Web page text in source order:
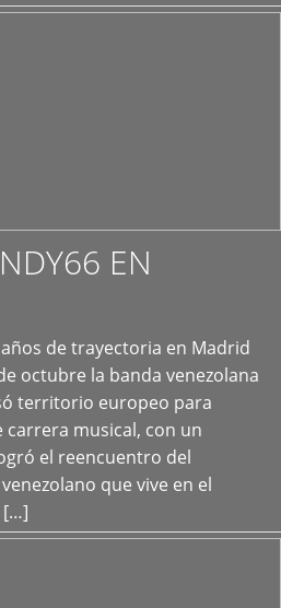
EN
de trayectoria en Madrid
octubre la banda venezolana
territorio europeo para
carrera musical, con un
el reencuentro del
que vive en el
[…]
+